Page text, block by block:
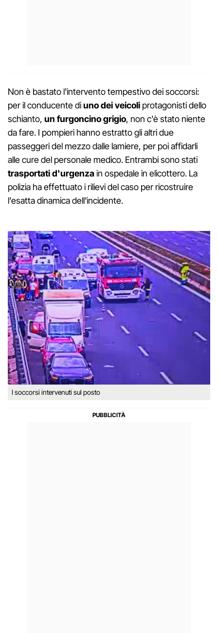
Non è bastato l'intervento tempestivo dei soccorsi:
per il conducente diuno dei veicoli protagonisti dello
schianto, un furgoncino grigio, non c'è stato niente
da fare. I pompieri hanno estratto gli altri due
passeggeri del mezzo dalle lamiere, per poi affidarli
alle cure del personale medico. Entrambi sono stati
trasportati d'urgenzain ospedale in elicottero. La
polizia ha effettuato i rilievi del caso per ricostruire
l'esatta dinamica dell'incidente.
I soccorsi intervenuti sul posto